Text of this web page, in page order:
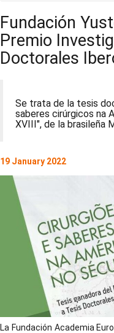
Fundación
Premio
Doctorales
Se trata de la tesis
saberes cirúrgicos na
XVIII", de la brasileña
19 January 2022
La Fundación Academia